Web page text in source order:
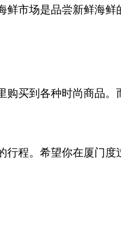
市场是品尝新鲜海
买到各种时尚商品。
程。希望你在厦门度